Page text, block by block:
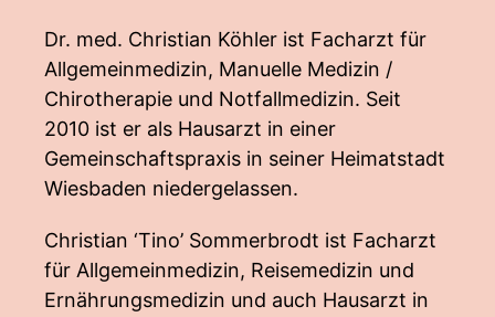
Dr. med. Christian Köhler ist Facharzt für
Allgemeinmedizin, Manuelle Medizin /
Chirotherapie und Notfallmedizin. Seit
2010 ist er als Hausarzt in einer
Gemeinschaftspraxis in seiner Heimatstadt
Wiesbaden niedergelassen.
Christian ‘Tino’ Sommerbrodt ist Facharzt
für Allgemeinmedizin, Reisemedizin und
Ernährungsmedizin und auch Hausarzt in